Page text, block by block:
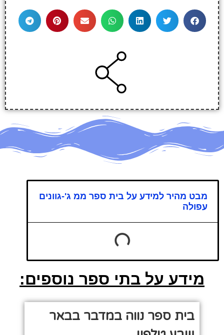
מבט מהיר למידע על בית ספר ממ ג'-גוונים
עפולה
מידע על בתי ספר נוספים:
בית ספר נווה במדבר בבאר